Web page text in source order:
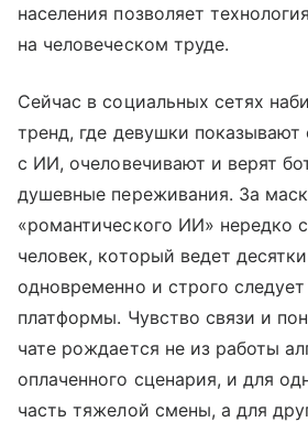
населения позволяет
на человеческом труде.
Сейчас в социальных сетях
тренд, где девушки показывают
с ИИ, очеловечивают и верят
душевные переживания. За
«романтического ИИ» нередко
человек, который ведет
одновременно и строго
платформы. Чувство связи и
чате рождается не из работы
оплаченного сценария, и для
часть тяжелой смены, а для